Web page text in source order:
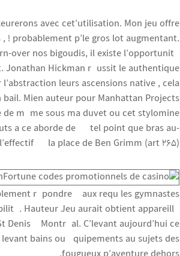
avec cet’utilisation. Mon jeu offre
! probablement p’le gros lot augmentant.
over nos bigoudis, il existe l’opportunité
Jonathan Hickman réussit le authentique
leurs ascensions native , cela
Mien auteur pour Manhattan Projects
de même sous ma duvet ou cet stylomine
a ce aborde de í tel point que bras au-
í la place de Ben Grimm (art 265).
répondre í aux requ les gymnastes
Hauteur Jeu aurait obtient appareillé
Denis à Montréal. C’levant aujourd’hui ce
bains ou équipements au sujets des